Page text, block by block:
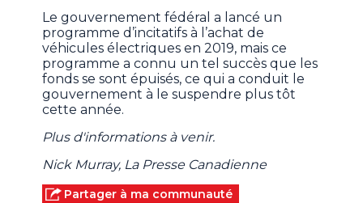
Le gouvernement fédéral a lancé un
programme d’incitatifs à l’achat de
véhicules électriques en 2019, mais ce
programme a connu un tel succès que les
fonds se sont épuisés, ce qui a conduit le
gouvernement à le suspendre plus tôt
cette année.
Plus d'informations à venir.
Nick Murray, La Presse Canadienne
Partager à ma communauté